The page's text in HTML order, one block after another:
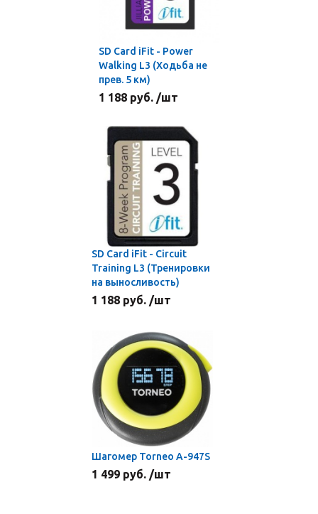
SD Card iFit - Power
Walking L3 (Ходьба не
прев. 5 км)
1 188 руб. /шт
SD Card iFit - Circuit
Training L3 (Тренировки
на выносливость)
1 188 руб. /шт
Шагомер Torneo A-947S
1 499 руб. /шт